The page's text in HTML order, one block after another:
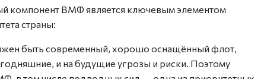
компонент ВМФ является ключевым элементом
страны:
быть современный, хорошо оснащённый флот,
и на будущие угрозы и риски. Поэтому